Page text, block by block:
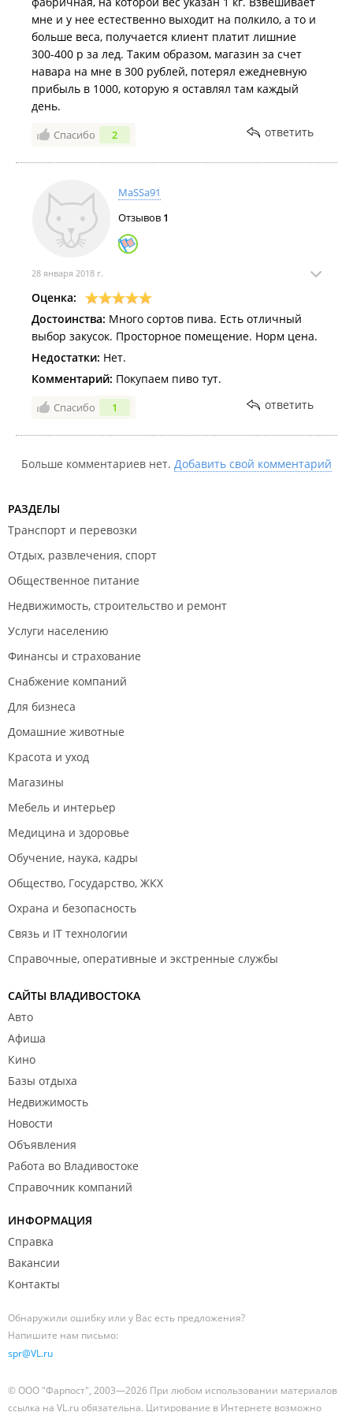
стесняясь пичкаете покупателям, грубо говоря,
просрочку, то далеко вы только на одном пиве не
уедите! Если вы хотите торговать только им, то
исключите закуски совсем, либо сведите их к
минимуму. Люди же не слепые, визуально могут
отличить свежую закуску от несвежей. Один раз я
так не угадала, взяла щупальца кальмара, которые
пахли кислятиной, хотя в холодильнике выглядели
съедобно, как итог, отравление, ремарка - в тот день
я не пила алкоголь. Берите пример с ваших
там продукция всегда свежая, даже та самая
пресловутая нерка в масле.
мне и у нее естественно выходит на полкило, а то и
больше веса, получается клиент платит лишние
300-400 р за лед. Таким образом, магазин за счет
навара на мне в 300 рублей, потерял ежедневную
прибыль в 1000, которую я оставлял там каждый
день.
Спасибо 2 ответить
MaSSa91
Отзывов 1
28 января 2018 г.
Оценка:
Достоинства: Много сортов пива. Есть отличный
выбор закусок. Просторное помещение. Норм цена.
Недостатки: Нет.
Комментарий: Покупаем пиво тут.
Спасибо 1 ответить
Больше комментариев нет. Добавить свой комментарий
РАЗДЕЛЫ
Транспорт и перевозки
Отдых, развлечения, спорт
Общественное питание
Недвижимость, строительство и ремонт
Услуги населению
Финансы и страхование
Снабжение компаний
Для бизнеса
Домашние животные
Красота и уход
Магазины
Мебель и интерьер
Медицина и здоровье
Обучение, наука, кадры
Общество, Государство, ЖКХ
Охрана и безопасность
Связь и IT технологии
Справочные, оперативные и экстренные службы
САЙТЫ ВЛАДИВОСТОКА
Авто
Афиша
Кино
Базы отдыха
Недвижимость
Новости
Объявления
Работа во Владивостоке
Справочник компаний
ИНФОРМАЦИЯ
Справка
Вакансии
Контакты
Обнаружили ошибку или у Вас есть предложения?
Напишите нам письмо:
spr@VL.ru
© ООО "Фарпост", 2003—2026 При любом использовании материалов
ссылка на VL.ru обязательна. Цитирование в Интернете возможно